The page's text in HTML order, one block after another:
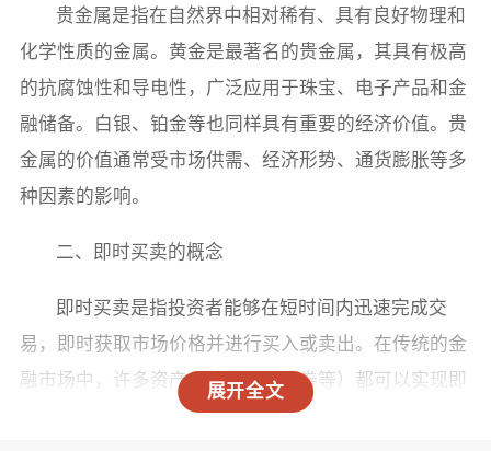
展开全文
贵金属是指在自然界中相对稀有、具有良好物理和
化学性质的金属。黄金是最著名的贵金属，其具有极高
的抗腐蚀性和导电性，广泛应用于珠宝、电子产品和金
融储备。白银、铂金等也同样具有重要的经济价值。贵
金属的价值通常受市场供需、经济形势、通货膨胀等多
种因素的影响。
二、即时买卖的概念
即时买卖是指投资者能够在短时间内迅速完成交
易，即时获取市场价格并进行买入或卖出。在传统的金
融市场中，许多资产（如股票、债券等）都可以实现即
时交易。然而，贵金属的即时买卖在不同的交易平台和